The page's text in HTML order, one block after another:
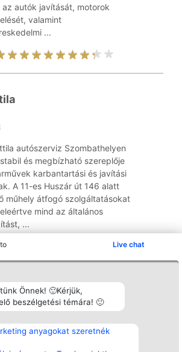
Live chat
Önnek! 🙂Kérjük,
beszélgetési témára! 🙂
anyagokat szeretnék
az autók javítását, motorok
valamint
...
autószerviz Szombathelyen
és megbízható szereplője
karbantartási és javítási
A 11-es Huszár út 146 alatt
műhely átfogó szolgáltatásokat
mind az általános
...
Népszavazás
Nyertesek
Az összes
listája
Szabályok
Elérhetőség